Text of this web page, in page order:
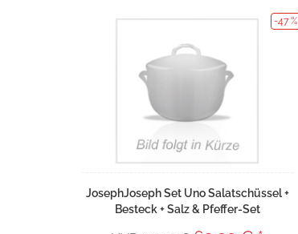
-47 %
JosephJoseph Set Uno Salatschüssel +
Besteck + Salz & Pfeffer-Set